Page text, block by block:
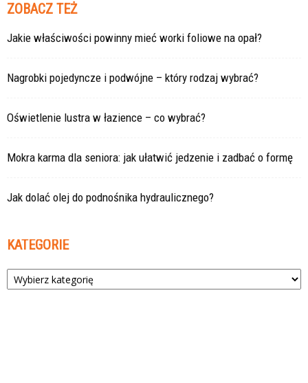
ZOBACZ TEŻ
Jakie właściwości powinny mieć worki foliowe na opał?
Nagrobki pojedyncze i podwójne – który rodzaj wybrać?
Oświetlenie lustra w łazience – co wybrać?
Mokra karma dla seniora: jak ułatwić jedzenie i zadbać o formę
Jak dolać olej do podnośnika hydraulicznego?
KATEGORIE
Kategorie